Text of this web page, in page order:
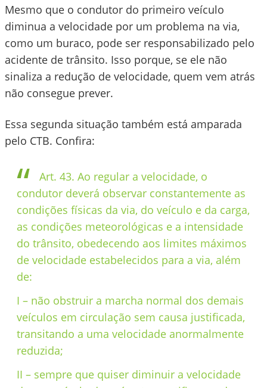
Mesmo que o condutor do primeiro veículo
diminua a velocidade por um problema na via,
como um buraco, pode ser responsabilizado pelo
acidente de trânsito. Isso porque, se ele não
sinaliza a redução de velocidade, quem vem atrás
não consegue prever.
Essa segunda situação também está amparada
pelo CTB. Confira:
Art. 43. Ao regular a velocidade, o
condutor deverá observar constantemente as
condições físicas da via, do veículo e da carga,
as condições meteorológicas e a intensidade
do trânsito, obedecendo aos limites máximos
de velocidade estabelecidos para a via, além
de:
I – não obstruir a marcha normal dos demais
veículos em circulação sem causa justificada,
transitando a uma velocidade anormalmente
reduzida;
II – sempre que quiser diminuir a velocidade